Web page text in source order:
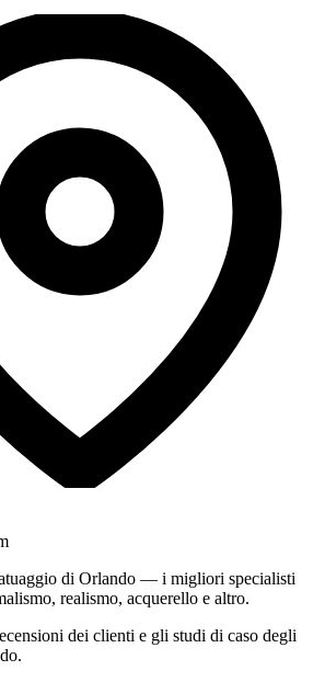
di Orlando — i migliori specialisti
realismo, acquerello e altro.
dei clienti e gli studi di caso degli